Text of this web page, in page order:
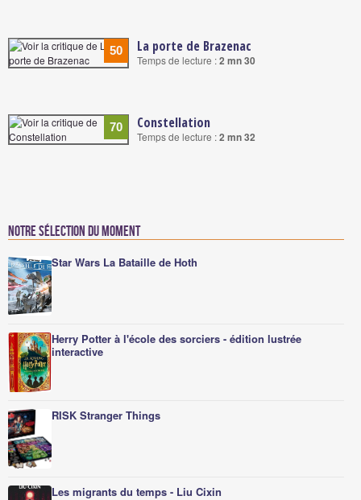
50 La porte de Brazenac
Temps de lecture :2 mn 30
70 Constellation
Temps de lecture :2 mn 32
Notre sélection du moment
Star Wars La Bataille de Hoth
Herry Potter à l'école des sorciers - édition lustrée
interactive
RISK Stranger Things
Les migrants du temps - Liu Cixin